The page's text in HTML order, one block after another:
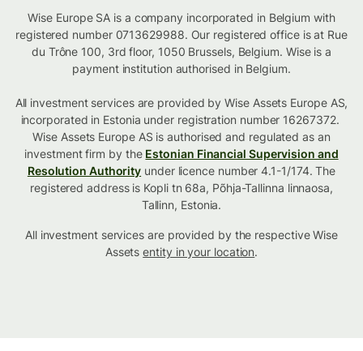
Wise Europe SA is a company incorporated in Belgium with
registered number 0713629988. Our registered office is at Rue
du Trône 100, 3rd floor, 1050 Brussels, Belgium. Wise is a
payment institution authorised in Belgium.
All investment services are provided by Wise Assets Europe AS,
incorporated in Estonia under registration number 16267372.
Wise Assets Europe AS is authorised and regulated as an
investment firm by the Estonian Financial Supervision and
Resolution Authority under licence number 4.1-1/174. The
registered address is Kopli tn 68a, Põhja-Tallinna linnaosa,
Tallinn, Estonia.
All investment services are provided by the respective Wise
Assetsentity in your location.